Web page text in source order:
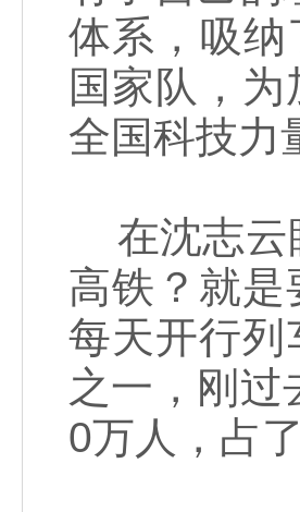
体系，吸
国家队，
全国科技力
在沈志云
高铁？就
每天开行
之一，刚
0万人，占